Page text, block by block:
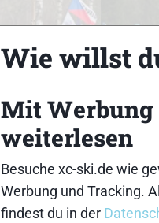
22
Wie willst
Mit Werbung
weiterlesen
Besuche xc-ski.de wie
Werbung und Tracking.
findest du in der